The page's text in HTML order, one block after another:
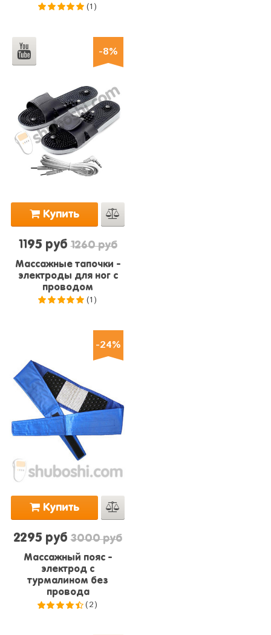
(1)
-8%
Купить
1195 руб1260 руб
Массажные тапочки -
электроды для ног с
проводом
(1)
-24%
Купить
2295 руб3000 руб
Массажный пояс -
электрод с
турмалином без
провода
(2)